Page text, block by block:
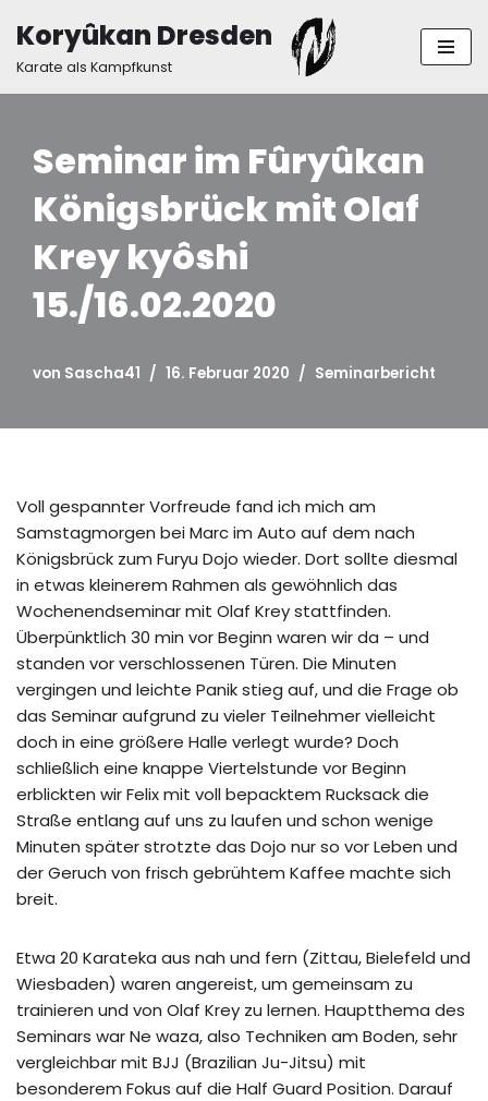
Zum
Koryûkan Dresden
Karate als Kampfkunst
Seminar im Fûryûkan
Königsbrück mit Olaf
Krey kyôshi
15./16.02.2020
von Sascha41 16. Februar 2020 Seminarbericht
Voll gespannter Vorfreude fand ich mich am
Samstagmorgen bei Marc im Auto auf dem nach
Königsbrück zum Furyu Dojo wieder. Dort sollte diesmal
in etwas kleinerem Rahmen als gewöhnlich das
Wochenendseminar mit Olaf Krey stattfinden.
Überpünktlich 30 min vor Beginn waren wir da – und
standen vor verschlossenen Türen. Die Minuten
vergingen und leichte Panik stieg auf, und die Frage ob
das Seminar aufgrund zu vieler Teilnehmer vielleicht
doch in eine größere Halle verlegt wurde? Doch
schließlich eine knappe Viertelstunde vor Beginn
erblickten wir Felix mit voll bepacktem Rucksack die
Straße entlang auf uns zu laufen und schon wenige
Minuten später strotzte das Dojo nur so vor Leben und
der Geruch von frisch gebrühtem Kaffee machte sich
breit.
Etwa 20 Karateka aus nah und fern (Zittau, Bielefeld und
Wiesbaden) waren angereist, um gemeinsam zu
trainieren und von Olaf Krey zu lernen. Hauptthema des
Seminars war Ne waza, also Techniken am Boden, sehr
vergleichbar mit BJJ (Brazilian Ju-Jitsu) mit
besonderem Fokus auf die Half Guard Position. Darauf